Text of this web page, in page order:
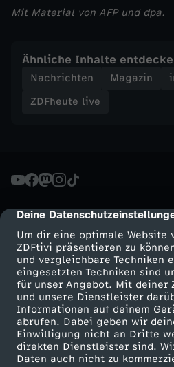
cmp-dialog-description
Deine
Um dir eine optimale Website
ZDFtivi präsentieren zu
und vergleichbare Techniken
eingesetzten Techniken sind
für unser Angebot. Mit deiner
und unsere Dienstleister
Informationen auf deinem
abrufen. Dabei geben wir
Einwilligung nicht an Dritte
direkten Dienstleister sind.
Daten auch nicht zu
A
p
e
-
A
u
s
?
Mit Material von AFP und dpa.
Ähnliche Inhalte
Nachrichten Magazin
ZDFheute live
Mehr ZDF
ZDF-Apps
Smart TV
ZDFtext